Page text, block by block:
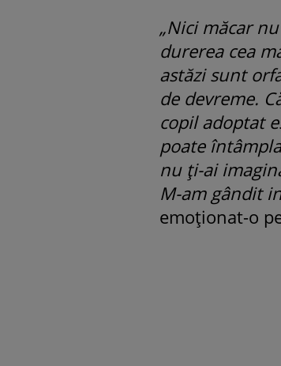
„Nici măcar
durerea cea
astăzi sunt
de devreme.
copil adoptat
poate
nu ți-ai
M-am gândit
emoționat-o